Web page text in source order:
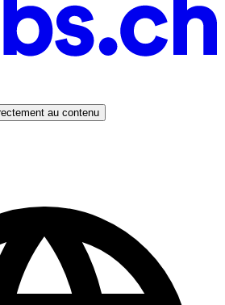
au contenu